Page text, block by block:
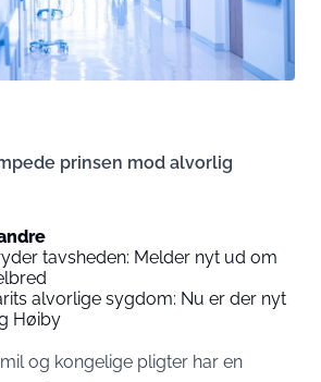
prinsen mod alvorlig
tavsheden: Melder nyt ud om
alvorlige sygdom: Nu er der nyt
Høiby
og kongelige pligter har en